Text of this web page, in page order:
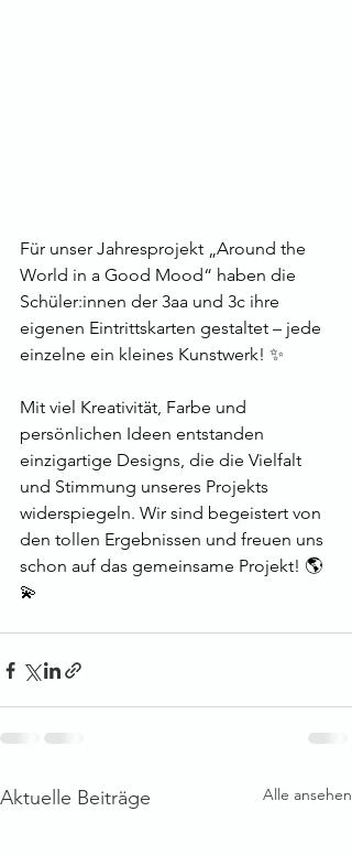
Für unser Jahresprojekt „Around the
World in a Good Mood“ haben die
Schüler:innen der 3aa und 3c ihre
eigenen Eintrittskarten gestaltet – jede
einzelne ein kleines Kunstwerk! ✨
Mit viel Kreativität, Farbe und
persönlichen Ideen entstanden
einzigartige Designs, die die Vielfalt
und Stimmung unseres Projekts
widerspiegeln. Wir sind begeistert von
den tollen Ergebnissen und freuen uns
schon auf das gemeinsame Projekt! 🌎
💫
Aktuelle Beiträge Alle ansehen